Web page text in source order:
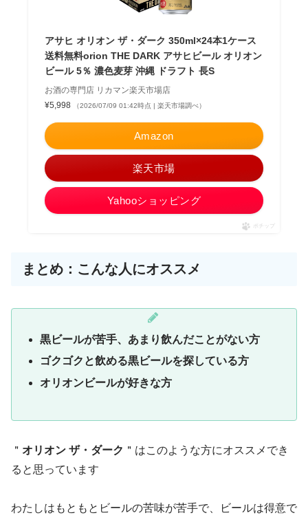
アサヒ オリオン ザ・ダーク 350ml×24本1ケース
送料無料orion THE DARK アサヒビール オリオン
ビール 5％ 濃色麦芽 沖縄 ドラフト 長S
お酒の専門店 リカマン楽天市場店
¥5,998
（2026/07/09 01:42時点 | 楽天市場調べ）
Amazon
楽天市場
Yahooショッピング
ポチップ
まとめ：こんな人にオススメ
黒ビールが苦手、あまり飲んだことがない方
ゴクゴクと飲める黒ビールを探している方
オリオンビールが好きな方
＂ オリオン ザ・ダーク ＂はこのような方にオススメでき
ると思っています
わたしはもともとビールの苦味が苦手で、ビールは得意で